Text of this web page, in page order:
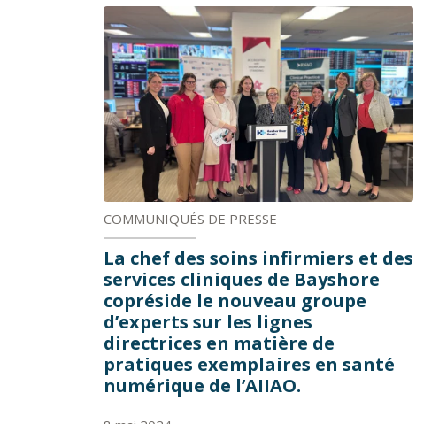
COMMUNIQUÉS DE PRESSE
La chef des soins infirmiers et des
services cliniques de Bayshore
copréside le nouveau groupe
d’experts sur les lignes
directrices en matière de
pratiques exemplaires en santé
numérique de l’AIIAO.